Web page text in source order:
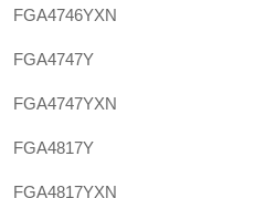
FGA4746YXN
FGA4747Y
FGA4747YXN
FGA4817Y
FGA4817YXN